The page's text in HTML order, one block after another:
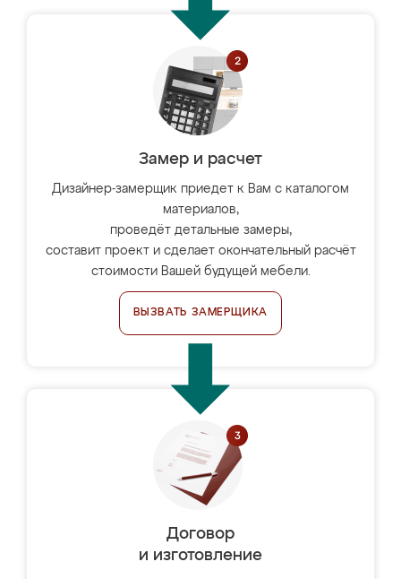
Замер и расчет
Дизайнер-замерщик приедет к Вам с каталогом
материалов,
проведёт детальные замеры,
составит проект и сделает окончательный расчёт
стоимости Вашей будущей мебели.
ВЫЗВАТЬ ЗАМЕРЩИКА
Договор
и изготовление